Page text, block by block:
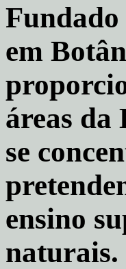
Fundado
em
áreas da
se
ensino
naturais.